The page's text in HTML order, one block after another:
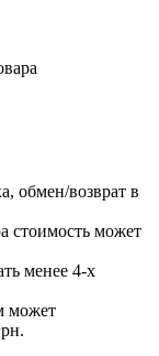
обмен/возврат в
стоимость может
менее 4-х
может